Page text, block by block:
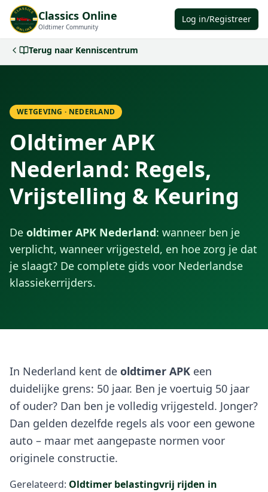
Classics Online
Oldtimer Community
Log in/Registreer
Terug naar Kenniscentrum
WETGEVING · NEDERLAND
Oldtimer APK
Nederland: Regels,
Vrijstelling & Keuring
De oldtimer APK Nederland: wanneer ben je
verplicht, wanneer vrijgesteld, en hoe zorg je dat
je slaagt? De complete gids voor Nederlandse
klassiekerrijders.
In Nederland kent de oldtimer APK een
duidelijke grens: 50 jaar. Ben je voertuig 50 jaar
of ouder? Dan ben je volledig vrijgesteld. Jonger?
Dan gelden dezelfde regels als voor een gewone
auto – maar met aangepaste normen voor
originele constructie.
Gerelateerd: Oldtimer belastingvrij rijden in